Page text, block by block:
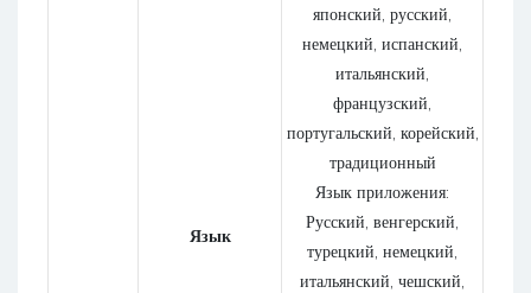
Язык
японский, русский,
немецкий, испанский,
итальянский,
французский,
португальский, корейский,
традиционный
Язык приложения:
Русский, венгерский,
турецкий, немецкий,
итальянский, чешский,